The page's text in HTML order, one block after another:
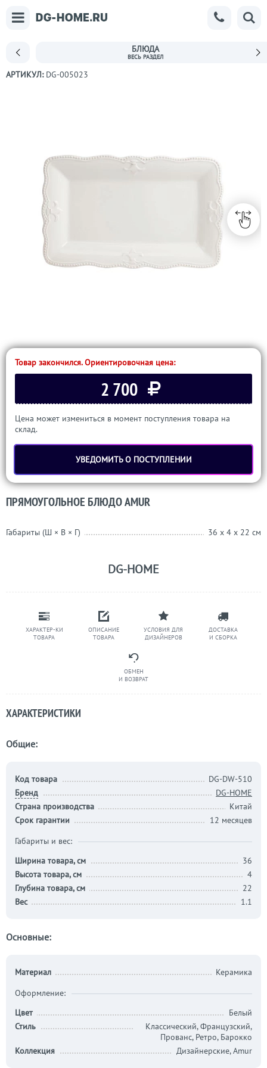
БЛЮДА
АРТИКУЛ: DG-005023
ХАРАКТЕР-КИ
ТОВАРА
ОПИСАНИЕ
ТОВАРА
УСЛОВИЯ ДЛЯ
ДИЗАЙНЕРОВ
ДОСТАВКА
И СБОРКА
ОБМЕН
И ВОЗВРАТ
Товар закончился. Ориентировочная цена:
2 700
Цена может измениться в момент поступления товара на
склад.
УВЕДОМИТЬ О ПОСТУПЛЕНИИ
ПРЯМОУГОЛЬНОЕ БЛЮДО AMUR
Габариты (Ш × В × Г) 36 x 4 x 22 см
DG-HOME
ХАРАКТЕРИСТИКИ
Общие:
Код товара
DG-DW-510
Бренд
DG-HOME
Страна производства
Китай
Срок гарантии
12 месяцев
Габариты и вес:
Ширина товара, см
36
Высота товара, см
4
Глубина товара, см
22
Вес
1.1
Основные:
Материал
Керамика
Оформление:
Цвет
Белый
Стиль
Классический, Французский,
Прованс, Ретро, Барокко
Коллекция
Дизайнерские, Amur